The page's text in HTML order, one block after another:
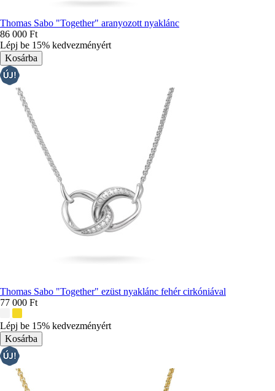
Thomas Sabo "Together" aranyozott nyaklánc
86 000 Ft
Lépj be 15% kedvezményért
Thomas Sabo "Together" ezüst nyaklánc fehér cirkóniával
77 000 Ft
színek:
Lépj be 15% kedvezményért